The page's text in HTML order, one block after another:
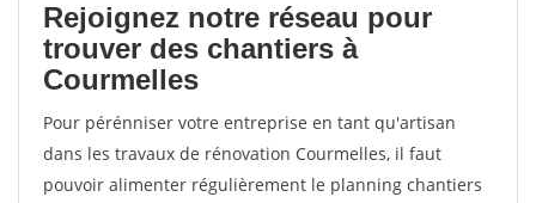
Rejoignez notre réseau pour
trouver des chantiers à
Courmelles
Pour pérénniser votre entreprise en tant qu'artisan
dans les travaux de rénovation Courmelles, il faut
pouvoir alimenter régulièrement le planning chantiers